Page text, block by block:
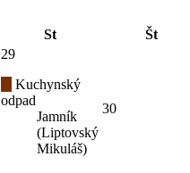
St
Št
29
Kuchynský
odpad
Jamník
(Liptovský
Mikuláš)
30